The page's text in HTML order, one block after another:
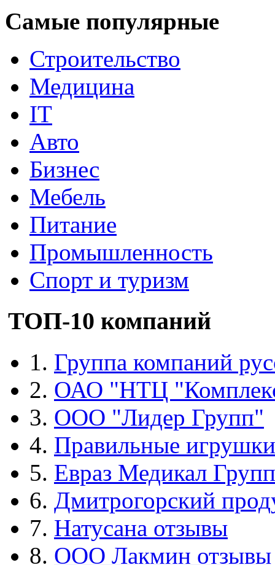
Самые популярные
Строительство
Медицина
IT
Авто
Бизнес
Мебель
Питание
Промышленность
Спорт и туризм
ТОП-10 компаний
1. Группа компаний
2. ОАО "НТЦ
3. ООО "Лидер Групп"
4. Правильные игрушки
5. Евраз Медикал Групп
6. Дмитрогорский
7. Натусана отзывы
8. ООО Лакмин отзывы